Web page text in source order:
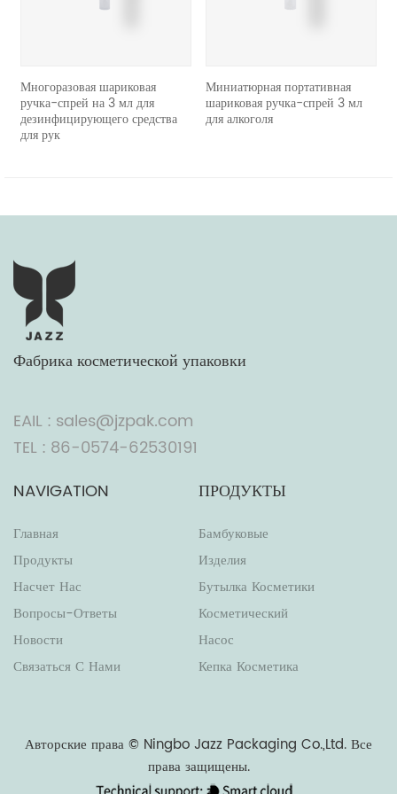
шариковая
спрей на 3 мл для
средства
рук
Миниатюрная портативная
шариковая ручка-спрей 3 мл
для алкоголя
Фабрика косметической упаковки
EAIL : sales@jzpak.com
TEL : 86-0574-62530191
NAVIGATION
Главная
Продукты
Насчет Нас
Вопросы-Ответы
Новости
Связаться С Нами
ПРОДУКТЫ
Бамбуковые
Изделия
Бутылка Косметики
Косметический
Насос
Кепка Косметика
Авторские права © Ningbo Jazz Packaging Co.,Ltd. Все
права защищены.